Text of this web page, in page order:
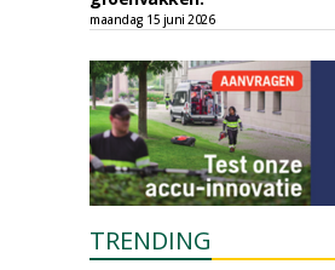
maandag 15 juni 2026
TRENDING